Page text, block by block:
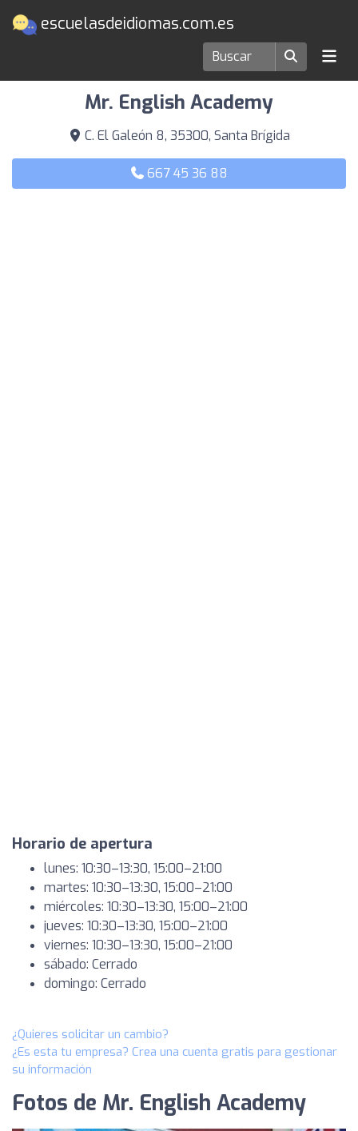
escuelasdeidiomas.com.es
Escuelas de idiomas en Santa Brígida
Mr. English Academy
C. El Galeón 8, 35300, Santa Brígida
667 45 36 88
Horario de apertura
lunes: 10:30–13:30, 15:00–21:00
martes: 10:30–13:30, 15:00–21:00
miércoles: 10:30–13:30, 15:00–21:00
jueves: 10:30–13:30, 15:00–21:00
viernes: 10:30–13:30, 15:00–21:00
sábado: Cerrado
domingo: Cerrado
¿Quieres solicitar un cambio?
¿Es esta tu empresa? Crea una cuenta gratis para gestionar
su información
Fotos de Mr. English Academy